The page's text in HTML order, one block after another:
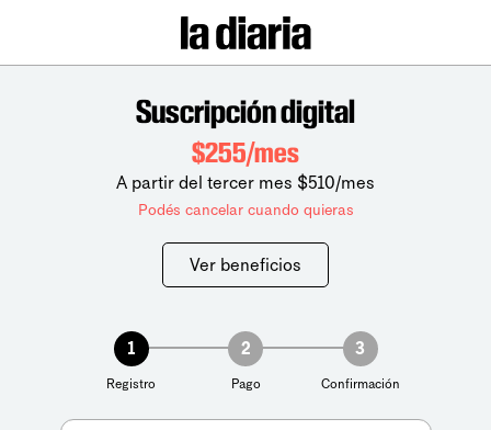
Suscripción digital
$255/mes
A partir del tercer mes $510/mes
Podés cancelar cuando quieras
Ver beneficios
1
Registro
2
Pago
3
Confirmación